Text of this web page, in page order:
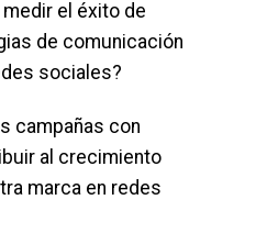
el éxito de
de comunicación
sociales?
campañas con
al crecimiento
marca en redes